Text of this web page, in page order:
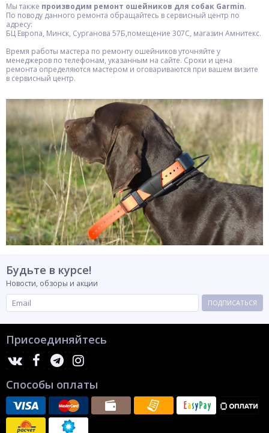
Мы также производим ремонт ошейников для собак Garmin.
По поводу данного ремонта обращайтесь в сервисный центр по
адресу:
БЦ Европа, Минск, Сурганова 57Б,помещение 307С, магазин Амнитекс.
Время работы мастера по ремонту ошейников уточняйте у
менеджеров по телефонам, указанным на сайте. Сроки и цена
ремонта определяются мастером и оговариваются при вашем визите
в сервисный центр.
Будьте в курсе!
Новости, обзоры и акции
ПОДПИСАТЬСЯ
Присоединяйтесь
Способы оплаты